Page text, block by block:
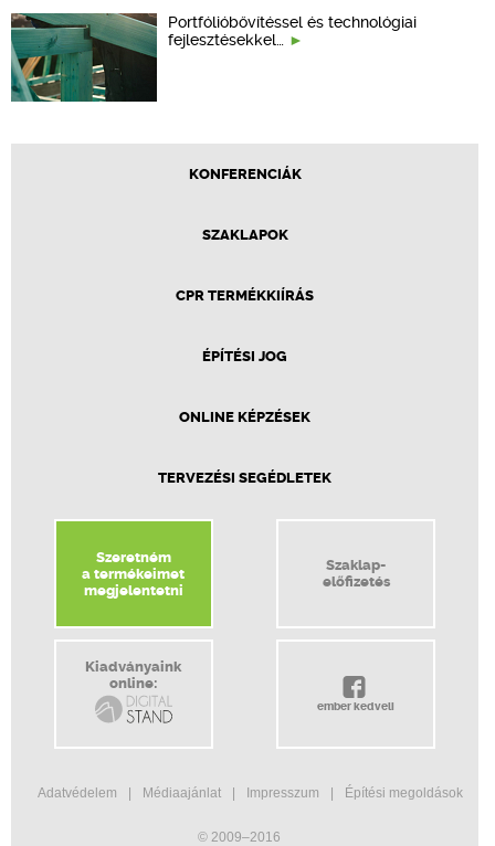
Portfólióbővítéssel és technológiai
fejlesztésekkel…
KONFERENCIÁK
SZAKLAPOK
CPR TERMÉKKIÍRÁS
ÉPÍTÉSI JOG
ONLINE KÉPZÉSEK
TERVEZÉSI SEGÉDLETEK
Szeretném
a termékeimet
megjelentetni
Szaklap-
előfizetés
Kiadványaink
online:
ember kedveli
Adatvédelem Médiaajánlat Impresszum Építési megoldások
© 2009–2016